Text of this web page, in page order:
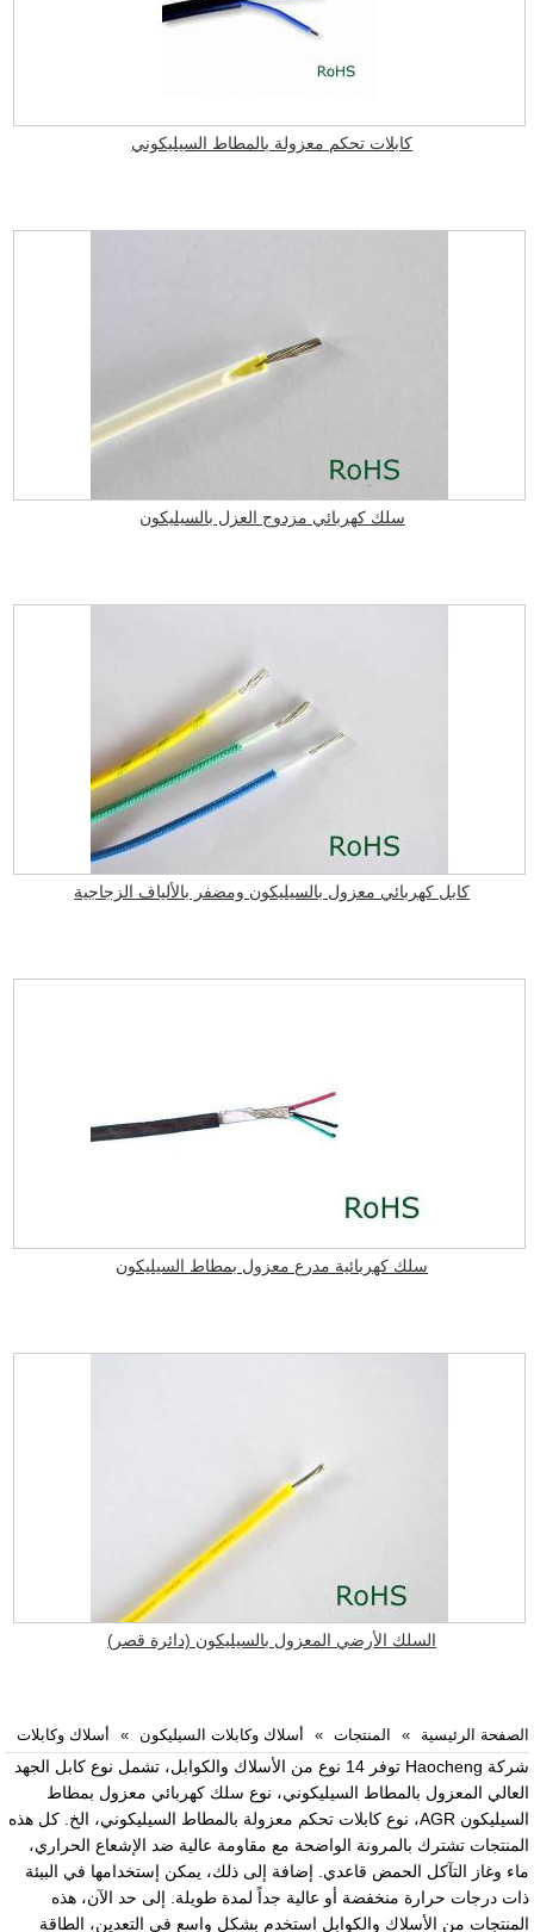
الصفحة الرئيسية المنتجات أسلاك وكابلات السيليكون أسلاك وكابلات
كابلات تحكم معزولة بالمطاط السيليكوني
سلك كهربائي مزدوج العزل بالسيليكون
كابل كهربائي معزول بالسيليكون ومضفر بالألياف الزجاجية
سلك كهربائية مدرع معزول بمطاط السيليكون
السلك الأرضي المعزول بالسيليكون (دائرة قصر)
شركة Haocheng توفر 14 نوع من الأسلاك والكوابل، تشمل نوع كابل الجهد
العالي المعزول بالمطاط السيليكوني، نوع سلك كهربائي معزول بمطاط
السيليكون AGR، نوع كابلات تحكم معزولة بالمطاط السيليكوني، الخ. كل هذه
المنتجات تشترك بالمرونة الواضحة مع مقاومة عالية ضد الإشعاع الحراري،
ماء وغاز التآكل الحمض قاعدي. إضافة إلى ذلك، يمكن إستخدامها في البيئة
ذات درجات حرارة منخفضة أو عالية جداً لمدة طويلة. إلى حد الآن، هذه
المنتجات من الأسلاك والكوابل استخدم بشكل واسع في التعدين، الطاقة